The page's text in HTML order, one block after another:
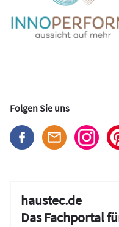
Folgen Sie uns
haustec.de
Das Fachportal